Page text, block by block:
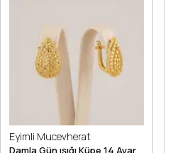
Eyimli Mucevherat
Damla Gün ışığı Küpe 14 Ayar